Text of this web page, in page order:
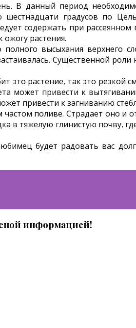
В данный период
градусов по
содержать при
ожогу растения.
высыхания верхнего
Существенной роли
это растение, так это резкой
может привести к
привести к загниванию
поливе. Страдает оно и
тяжелую глинистую почву,
будет радовать вас
информацией!